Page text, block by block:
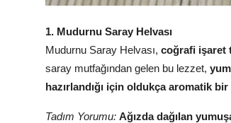
1. Mudurnu Saray Helvası
Mudurnu Saray Helvası, coğrafi işaret
saray mutfağından gelen bu lezzet,
hazırlandığı için oldukça aromatik
Tadım Yorumu: Ağızda dağılan